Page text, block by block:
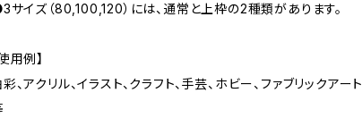
サイズ（80,100,120）には、通常と上枠の2種類があります。
使用例】
、アクリル、イラスト、クラフト、手芸、ホビー、ファブリックアート